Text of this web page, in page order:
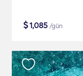
$1,085 /gün